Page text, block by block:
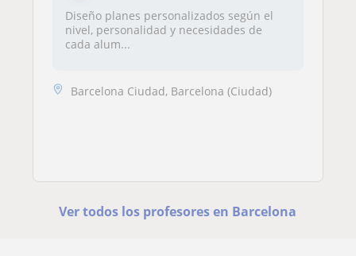
Diseño planes personalizados según el
nivel, personalidad y necesidades de
cada alum...
Barcelona Ciudad, Barcelona (Ciudad)
Ver todos los profesores en Barcelona